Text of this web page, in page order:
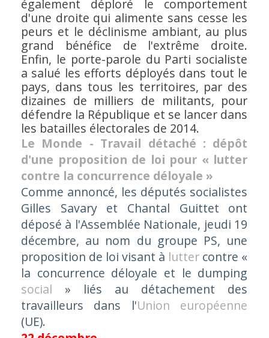
également déploré le comportement
d'une droite qui alimente sans cesse les
peurs et le déclinisme ambiant, au plus
grand bénéfice de l'extrême droite.
Enfin, le porte-parole du Parti socialiste
a salué les efforts déployés dans tout le
pays, dans tous les territoires, par des
dizaines de milliers de militants, pour
défendre la République et se lancer dans
les batailles électorales de 2014.
Le Monde - Travail détaché : dépôt
d'une proposition de loi pour « lutter
contre la concurrence déloyale »
Comme annoncé, les députés socialistes
Gilles Savary et Chantal Guittet ont
déposé à l'Assemblée Nationale, jeudi 19
décembre, au nom du groupe PS, une
proposition de loi visant à lutter contre «
la concurrence déloyale et le dumping
social » liés au détachement des
travailleurs dans l'Union européenne
(UE).